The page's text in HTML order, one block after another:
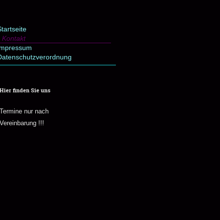
Kontakt
finden Sie uns
nur nach
!!!